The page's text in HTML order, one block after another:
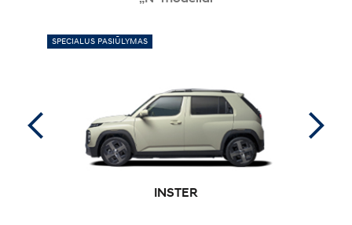
SPECIALUS PASIŪLYMAS
INSTER